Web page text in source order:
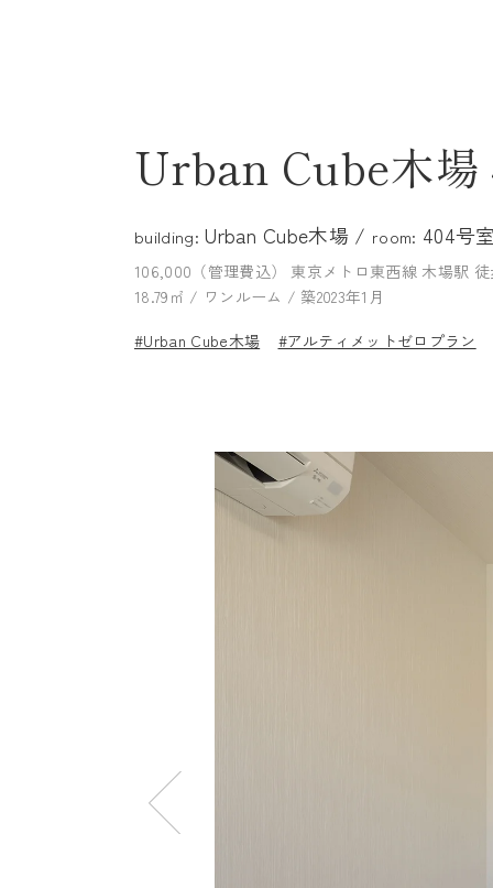
Urban Cube木場
building: Urban Cube木場 / room: 404号
106,000（管理費込） 東京メトロ東西線 木場駅 徒
18.79㎡ / ワンルーム / 築2023年1月
#Urban Cube木場
#アルティメットゼロプラン